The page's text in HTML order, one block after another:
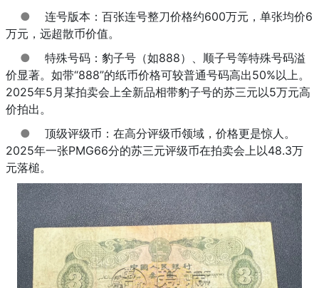
● 连号版本：百张连号整刀价格约600万元，单张均价6
万元，远超散币价值。
● 特殊号码：豹子号（如888）、顺子号等特殊号码溢
价显著。如带“888”的纸币价格可较普通号码高出50%以上。
2025年5月某拍卖会上全新品相带豹子号的苏三元以5万元高
价拍出。
● 顶级评级币：在高分评级币领域，价格更是惊人。
2025年一张PMG66分的苏三元评级币在拍卖会上以48.3万
元落槌。